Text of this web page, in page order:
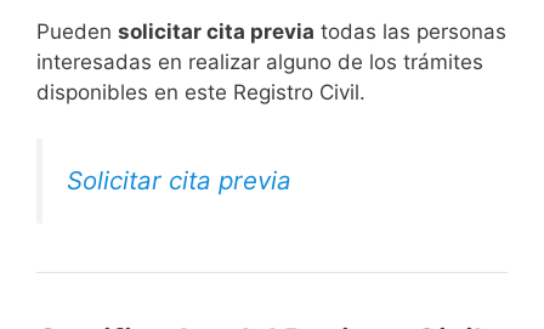
​Pueden solicitar cita previa todas las personas
interesadas en realizar alguno de los trámites
disponibles en este Registro Civil.​
Solicitar cita previa